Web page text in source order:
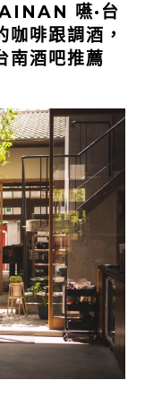
嚥·台
啡跟調酒，
南酒吧推薦